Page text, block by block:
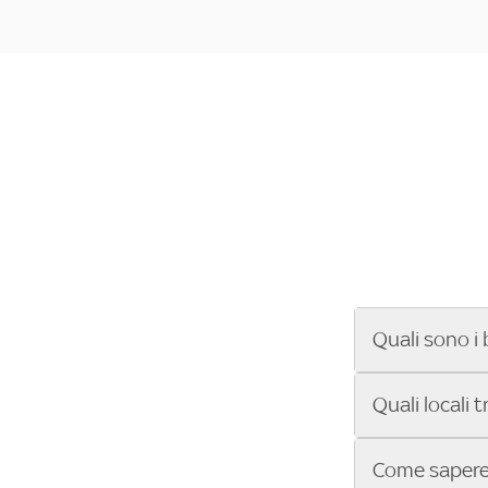
Quali sono i
Se cerchi un
ENILIVE, la
Sky Bar ti
Quali locali
Vuoi sapere
Come